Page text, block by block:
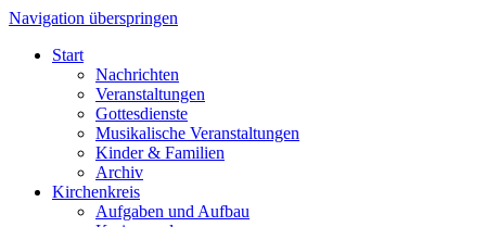
Navigation überspringen
Start
Nachrichten
Veranstaltungen
Gottesdienste
Musikalische Veranstaltungen
Kinder & Familien
Archiv
Kirchenkreis
Aufgaben und Aufbau